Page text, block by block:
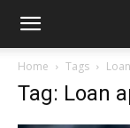
Home Tags
Tag: Loan